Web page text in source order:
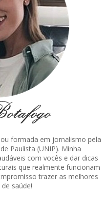
formada em jornalismo pela
Paulista (UNIP). Minha
com vocês e dar dicas
que realmente funcionam
trazer as melhores
de saúde!